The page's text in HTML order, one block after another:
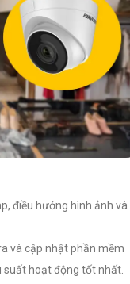
điều hướng hình ảnh và
và cập nhật phần mềm
suất hoạt động tốt nhất.